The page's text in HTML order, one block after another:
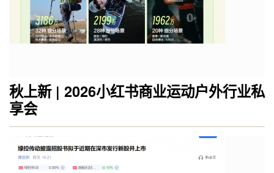
秋上新 | 2026小红书商业运动户外行业私
享会